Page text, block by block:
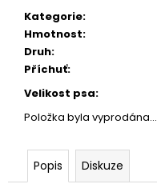
Kategorie:
Hmotnost:
Druh:
Příchuť:
Velikost psa:
Položka byla vyprodána…
Popis Diskuze
u
č
u
e
m